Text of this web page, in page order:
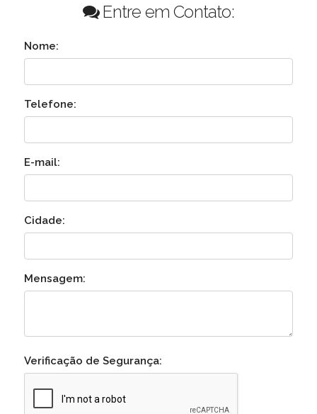
Entre em Contato:
Nome:
Telefone:
E-mail:
Cidade:
Mensagem:
Verificação de Segurança: